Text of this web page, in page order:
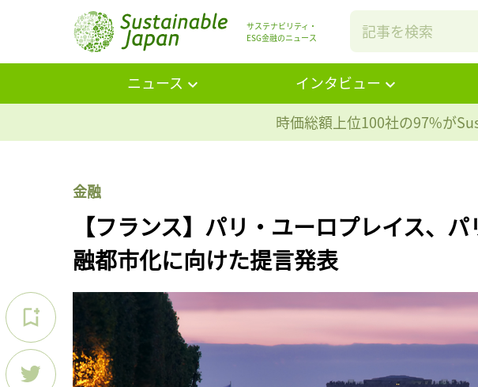
サステナビリティ・
ESG金融のニュース
ニュース インタビュー
時価総額上位100社の97%が
金融
【フランス】パリ・ユーロプレイス、
融都市化に向けた提言発表